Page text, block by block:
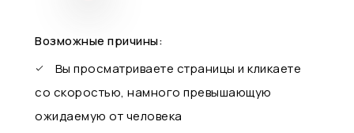
Возможные причины:
Вы просматриваете страницы и кликаете
со скоростью, намного превышающую
ожидаемую от человека